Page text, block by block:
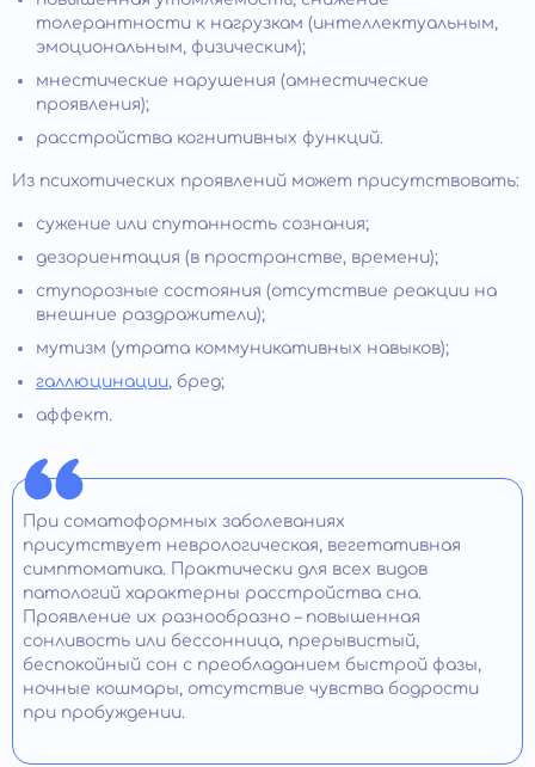
толерантности к нагрузкам (интеллектуальным,
эмоциональным, физическим);
мнестические нарушения (амнестические
проявления);
расстройства когнитивных функций.
Из психотических проявлений может присутствовать:
сужение или спутанность сознания;
дезориентация (в пространстве, времени);
ступорозные состояния (отсутствие реакции на
внешние раздражители);
мутизм (утрата коммуникативных навыков);
галлюцинации, бред;
аффект.
При соматоформных заболеваниях
присутствует неврологическая, вегетативная
симптоматика. Практически для всех видов
патологий характерны расстройства сна.
Проявление их разнообразно – повышенная
сонливость или бессонница, прерывистый,
беспокойный сон с преобладанием быстрой фазы,
ночные кошмары, отсутствие чувства бодрости
при пробуждении.